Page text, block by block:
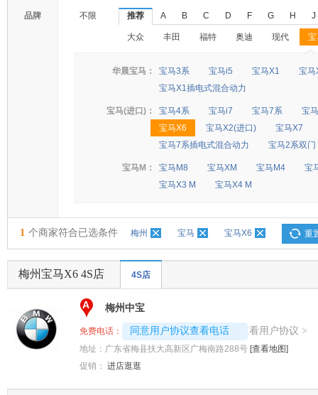
品牌 不限 推荐 A B C D F G H J
大众 丰田 福特 奥迪 现代
◆
◆
华晨宝马： 宝马3系 宝马i5 宝马X1
宝马
宝马X1插电式混合动力
宝马(进口)： 宝马4系 宝马i7 宝马7系
宝
宝马X6
宝马X2(进口)
宝马X7
宝马7系插电式混合动力
宝马2系双门
宝马M： 宝马M8 宝马XM 宝马M4
宝
宝马X3 M
宝马X4 M
1 个商家符合已选条件 梅州 宝马 宝马X6 重
梅州宝马X6 4S店 4S店
A 梅州中宝
免费电话： 同意用户协议查看电话
4008192717-9987 查看用户协议 >
地址： 广东省梅县扶大高新区广梅南路288号 [查看地图]
促销： 进店逛逛